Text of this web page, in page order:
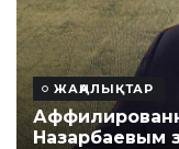
ЖАҢАЛЫҚТАР
Назарбаевым